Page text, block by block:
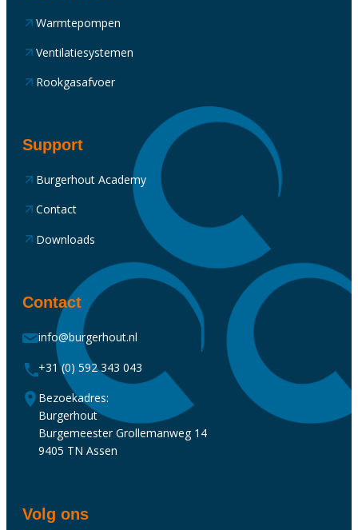
Warmtepompen
Ventilatiesystemen
Rookgasafvoer
Support
Burgerhout Academy
Contact
Downloads
Contact
info@burgerhout.nl
+31 (0) 592 343 043
Bezoekadres:
Burgerhout
Burgemeester Grollemanweg 14
9405 TN Assen
Volg ons